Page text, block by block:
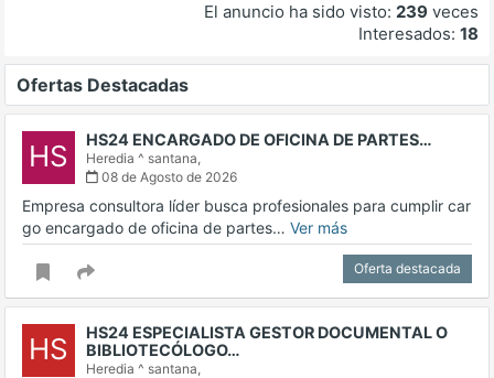
El anuncio ha sido visto: 239 veces
Interesados: 18
Ofertas Destacadas
HS HS24 ENCARGADO DE OFICINA DE PARTES…
Heredia ^ santana,
08 de Agosto de 2026
Empresa consultora líder busca profesionales para cumplir car
go encargado de oficina de partes… Ver más
Oferta destacada
HS
HS24 ESPECIALISTA GESTOR DOCUMENTAL O
BIBLIOTECÓLOGO…
Heredia ^ santana,